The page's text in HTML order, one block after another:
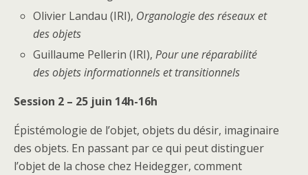
Olivier Landau (IRI), Organologie des réseaux et
des objets
Guillaume Pellerin (IRI),Pour une réparabilité
des objets informationnels et transitionnels
Session 2 – 25 juin 14h-16h
Épistémologie de l’objet, objets du désir, imaginaire
des objets. En passant par ce qui peut distinguer
l’objet de la chose chez Heidegger, comment